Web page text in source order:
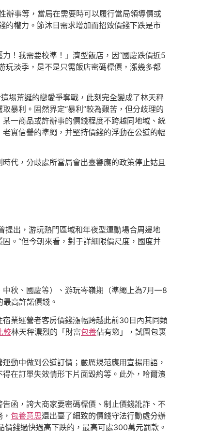
辦事等，當局在需要時可以履行當局領導價或
的權力。節沐日需求增加而招致價錢下跌是市
！我需要校準！」濟型飯店，因“國慶跌價近5
玩淡季，是不是只需飯店密碼標價，漲幾多都
場荒誕的戀愛爭奪戰，此刻完全變成了林天秤
暴利。固然界定“暴利”較為艱苦，但分歧理的
一商品或許辦事的價錢程度不跨越同地域、統
實信譽的準繩，并堅持價錢的浮動在公道的幅
代，分歧處所當局會出臺響應的政策停止姑且
出，游玩熱門區域和年夜型運動場合周邊地
。“但今朝來看，對于詳細限價尺度，國度并
中秋、國慶等）、游玩岑嶺期（準繩上為7月—8
高許諾價錢。
業運營者客房價錢漲幅跨越此前30日內其同類
較林天秤濃烈的「財富包養佔有慾」，試圖包裹
動中做到公道訂價；嚴厲規范應用宣揚用語，
在訂單失效情形下片面毀約等。此外，哈爾濱
函，誇大商家要密碼標價、制止價錢訛詐、不
包養意思還出臺了細致的價錢守法行動處分辦
錢過快過高下跌的，最高可處300萬元罰款。